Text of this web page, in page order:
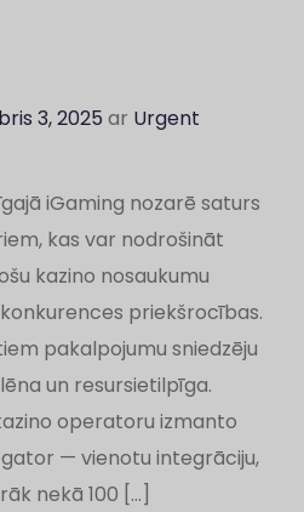
3, 2025 ar Urgent
iGaming nozarē saturs
kas var nodrošināt
kazino nosaukumu
priekšrocības.
pakalpojumu sniedzēju
un resursietilpīga.
operatoru izmanto
— vienotu integrāciju,
nekā 100 […]